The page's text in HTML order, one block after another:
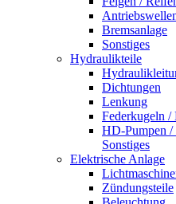
Bremsanlage
Sonstiges
Hydraulikteile
Dichtungen
Lenkung
Federkugeln /
HD-Pumpen /
Sonstiges
Elektrische Anlage
Zündungsteile